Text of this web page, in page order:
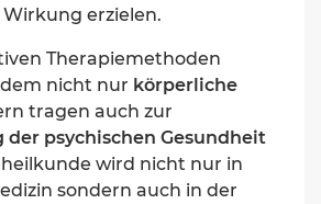
Wirkung erzielen.
Therapiemethoden
nicht nur körperliche
tragen auch zur
der psychischen Gesundheit
wird nicht nur in
sondern auch in der